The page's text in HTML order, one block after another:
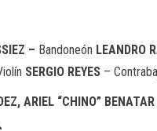
– Bandoneón LEANDRO
SERGIO REYES –
ARIEL “CHINO”